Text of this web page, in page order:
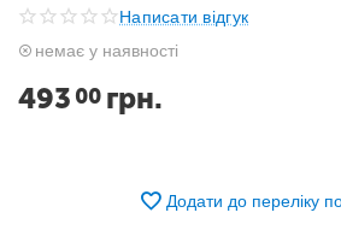
Написати відгук
немає у наявності
493 00 грн.
Додати до переліку